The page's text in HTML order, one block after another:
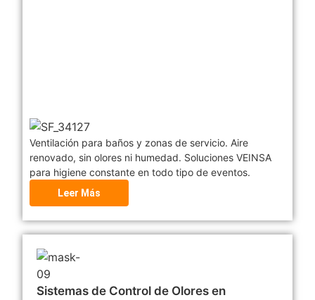
Ventilación para baños y zonas de servicio. Aire
renovado, sin olores ni humedad. Soluciones VEINSA
para higiene constante en todo tipo de eventos.
Leer Más
Sistemas de Control de Olores en